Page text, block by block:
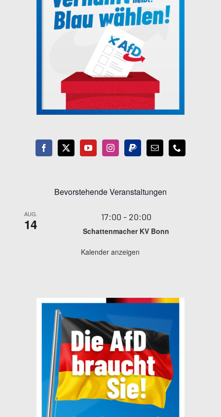
Bevorstehende Veranstaltungen
AUG.
14 17:00 - 20:00
Schattenmacher KV Bonn
Kalender anzeigen